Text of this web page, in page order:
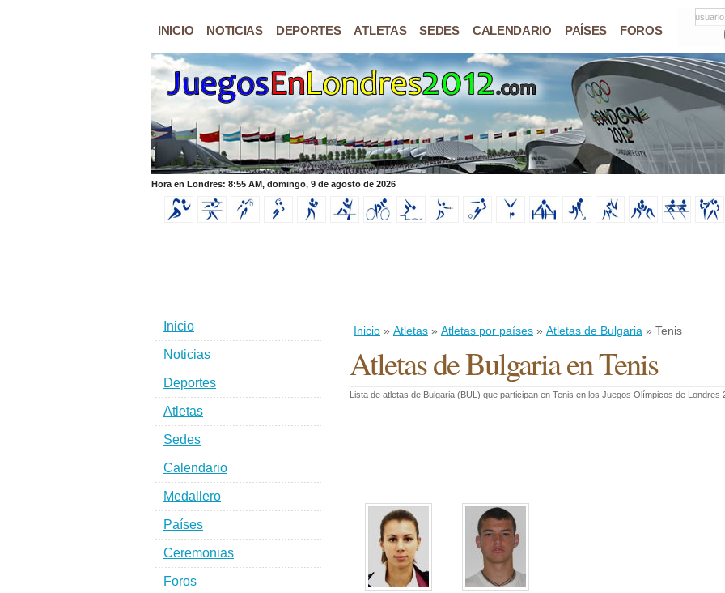
INICIO NOTICIAS DEPORTES ATLETAS SEDES CALENDARIO PAÍSES FOROS
Hora en Londres: 8:55 AM, domingo, 9 de agosto de 2026
Inicio » Atletas » Atletas por países » Atletas de Bulgaria » Tenis
Atletas de Bulgaria en Tenis
Lista de atletas de Bulgaria (BUL) que participan en Tenis en los Juegos Olímpicos de Londres
Inicio
Noticias
Deportes
Atletas
Sedes
Calendario
Medallero
Países
Ceremonias
Foros